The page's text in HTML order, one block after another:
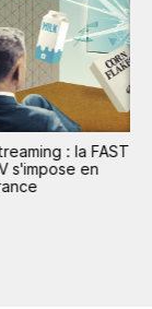
: la FAST
s'impose en